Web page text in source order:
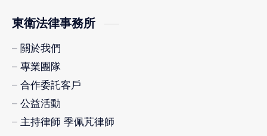
東衛法律事務所
關於我們
專業團隊
合作委託客戶
公益活動
主持律師 季佩芃律師